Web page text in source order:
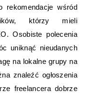
rekomendacje wśród
którzy mieli
Osobiste polecenia
uniknąć nieudanych
na lokalne grupy na
znaleźć ogłoszenia
freelancera dobrze